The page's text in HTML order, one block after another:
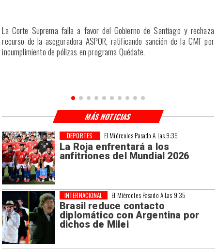
La Corte Suprema falla a favor del Gobierno de Santiago y rechaza
recurso de la aseguradora ASPOR, ratificando sanción de la CMF por
incumplimiento de pólizas en programa Quédate.
El Miércoles Pasado A Las 9:35
La Roja enfrentará a los
anfitriones del Mundial 2026
DEPORTES
El Miércoles Pasado A Las 9:35
Brasil reduce contacto
diplomático con Argentina por
dichos de Milei
INTERNACIONAL
MÁS NOTICIAS